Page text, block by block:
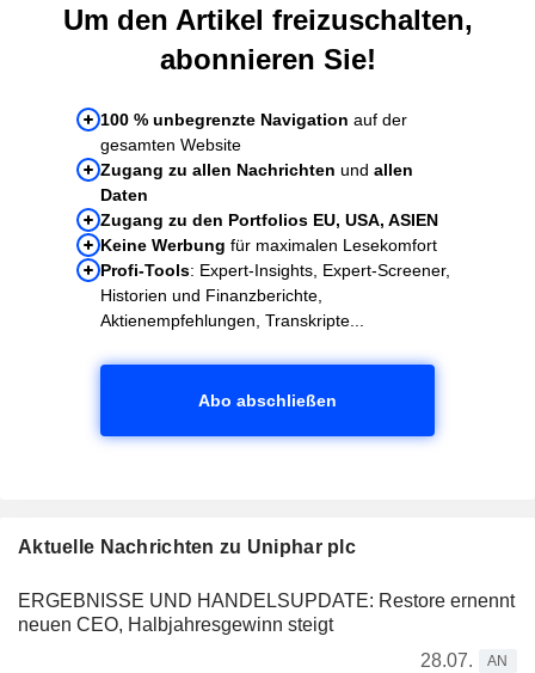
Um den Artikel freizuschalten,
abonnieren Sie!
100 % unbegrenzte Navigation auf der
gesamten Website
Zugang zu allen Nachrichten und allen
Daten
Zugang zu den Portfolios EU, USA, ASIEN
Keine Werbung für maximalen Lesekomfort
Profi-Tools: Expert-Insights, Expert-Screener,
Historien und Finanzberichte,
Aktienempfehlungen, Transkripte...
Abo abschließen
Aktuelle Nachrichten zu Uniphar plc
ERGEBNISSE UND HANDELSUPDATE: Restore ernennt
neuen CEO, Halbjahresgewinn steigt
28.07.
AN